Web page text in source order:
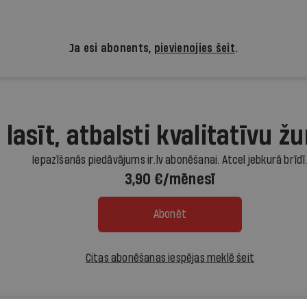
Ja esi abonents, pievienojies šeit.
lasīt, atbalsti kvalitatīvu
Iepazīšanās piedāvājums ir.lv abonēšanai. Atcel jebkurā brīdī.
3,90 €/mēnesī
Abonēt
Citas abonēšanas iespējas meklē šeit